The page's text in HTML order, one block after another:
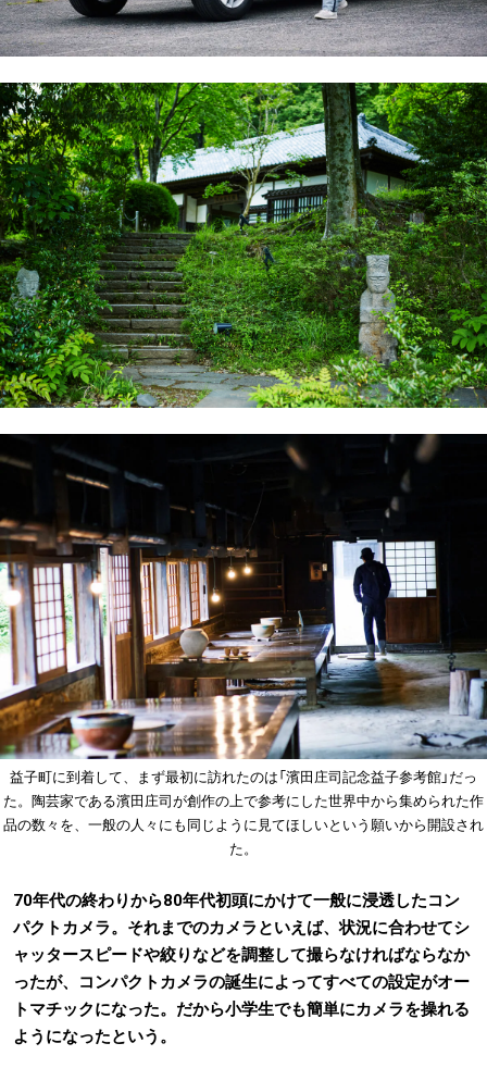
益子町に到着して、まず最初に訪れたのは「濱田庄司記念益子参考館」だっ
た。陶芸家である濱田庄司が創作の上で参考にした世界中から集められた作
品の数々を、一般の人々にも同じように見てほしいという願いから開設され
た。
70年代の終わりから80年代初頭にかけて一般に浸透したコン
パクトカメラ。それまでのカメラといえば、状況に合わせてシ
ャッタースピードや絞りなどを調整して撮らなければならなか
ったが、コンパクトカメラの誕生によってすべての設定がオー
トマチックになった。だから小学生でも簡単にカメラを操れる
ようになったという。